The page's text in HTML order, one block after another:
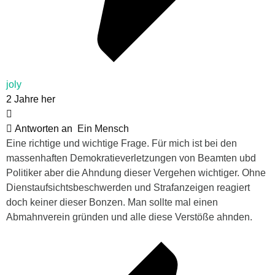
joly
2 Jahre her
Antworten an
Ein Mensch
Eine richtige und wichtige Frage. Für mich ist bei den
massenhaften Demokratieverletzungen von Beamten ubd
Politiker aber die Ahndung dieser Vergehen wichtiger. Ohne
Dienstaufsichtsbeschwerden und Strafanzeigen reagiert
doch keiner dieser Bonzen. Man sollte mal einen
Abmahnverein gründen und alle diese Verstöße ahnden.